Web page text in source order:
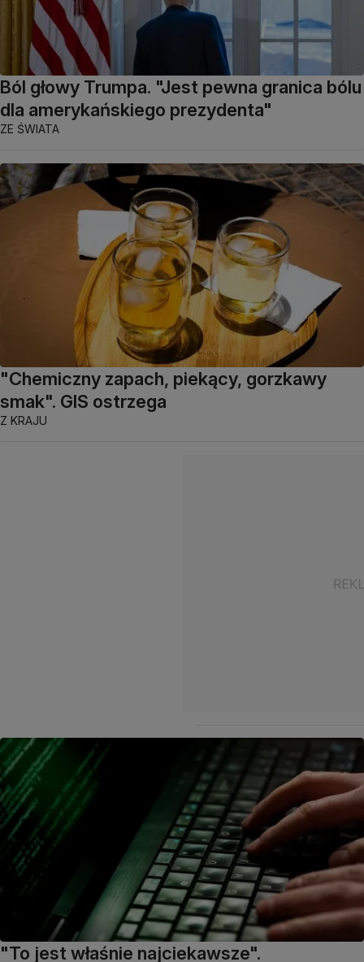
Ból głowy Trumpa. "Jest pewna granica bólu
dla amerykańskiego prezydenta"
ZE ŚWIATA
"Chemiczny zapach, piekący, gorzkawy
smak". GIS ostrzega
Z KRAJU
"To jest właśnie najciekawsze".